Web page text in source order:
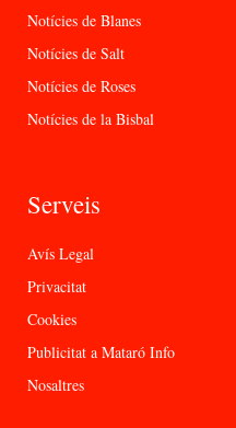
Notícies de Blanes
Notícies de Salt
Notícies de Roses
Notícies de la Bisbal
Serveis
Avís Legal
Privacitat
Cookies
Publicitat a Mataró Info
Nosaltres